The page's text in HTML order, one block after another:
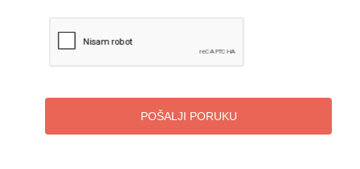
POŠALJI PORUKU